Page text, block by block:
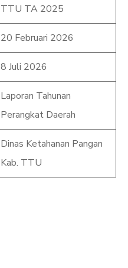
TTU TA 2025
20 Februari 2026
8 Juli 2026
Laporan Tahunan
Perangkat Daerah
Dinas Ketahanan Pangan
Kab. TTU